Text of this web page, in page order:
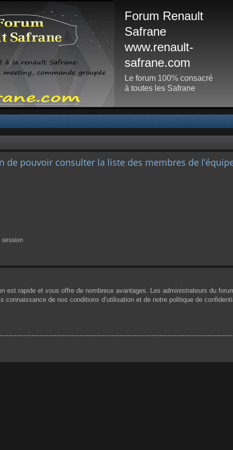
Forum Renault
Safrane
www.renault-
safrane.com
Le forum 100% consacré
à toutes les Safrane
de pouvoir consulter la liste des membres de
session
est rapide et vous offre de nombreux avantages. Les administrateurs du
de nos conditions d’utilisation et de notre politique de